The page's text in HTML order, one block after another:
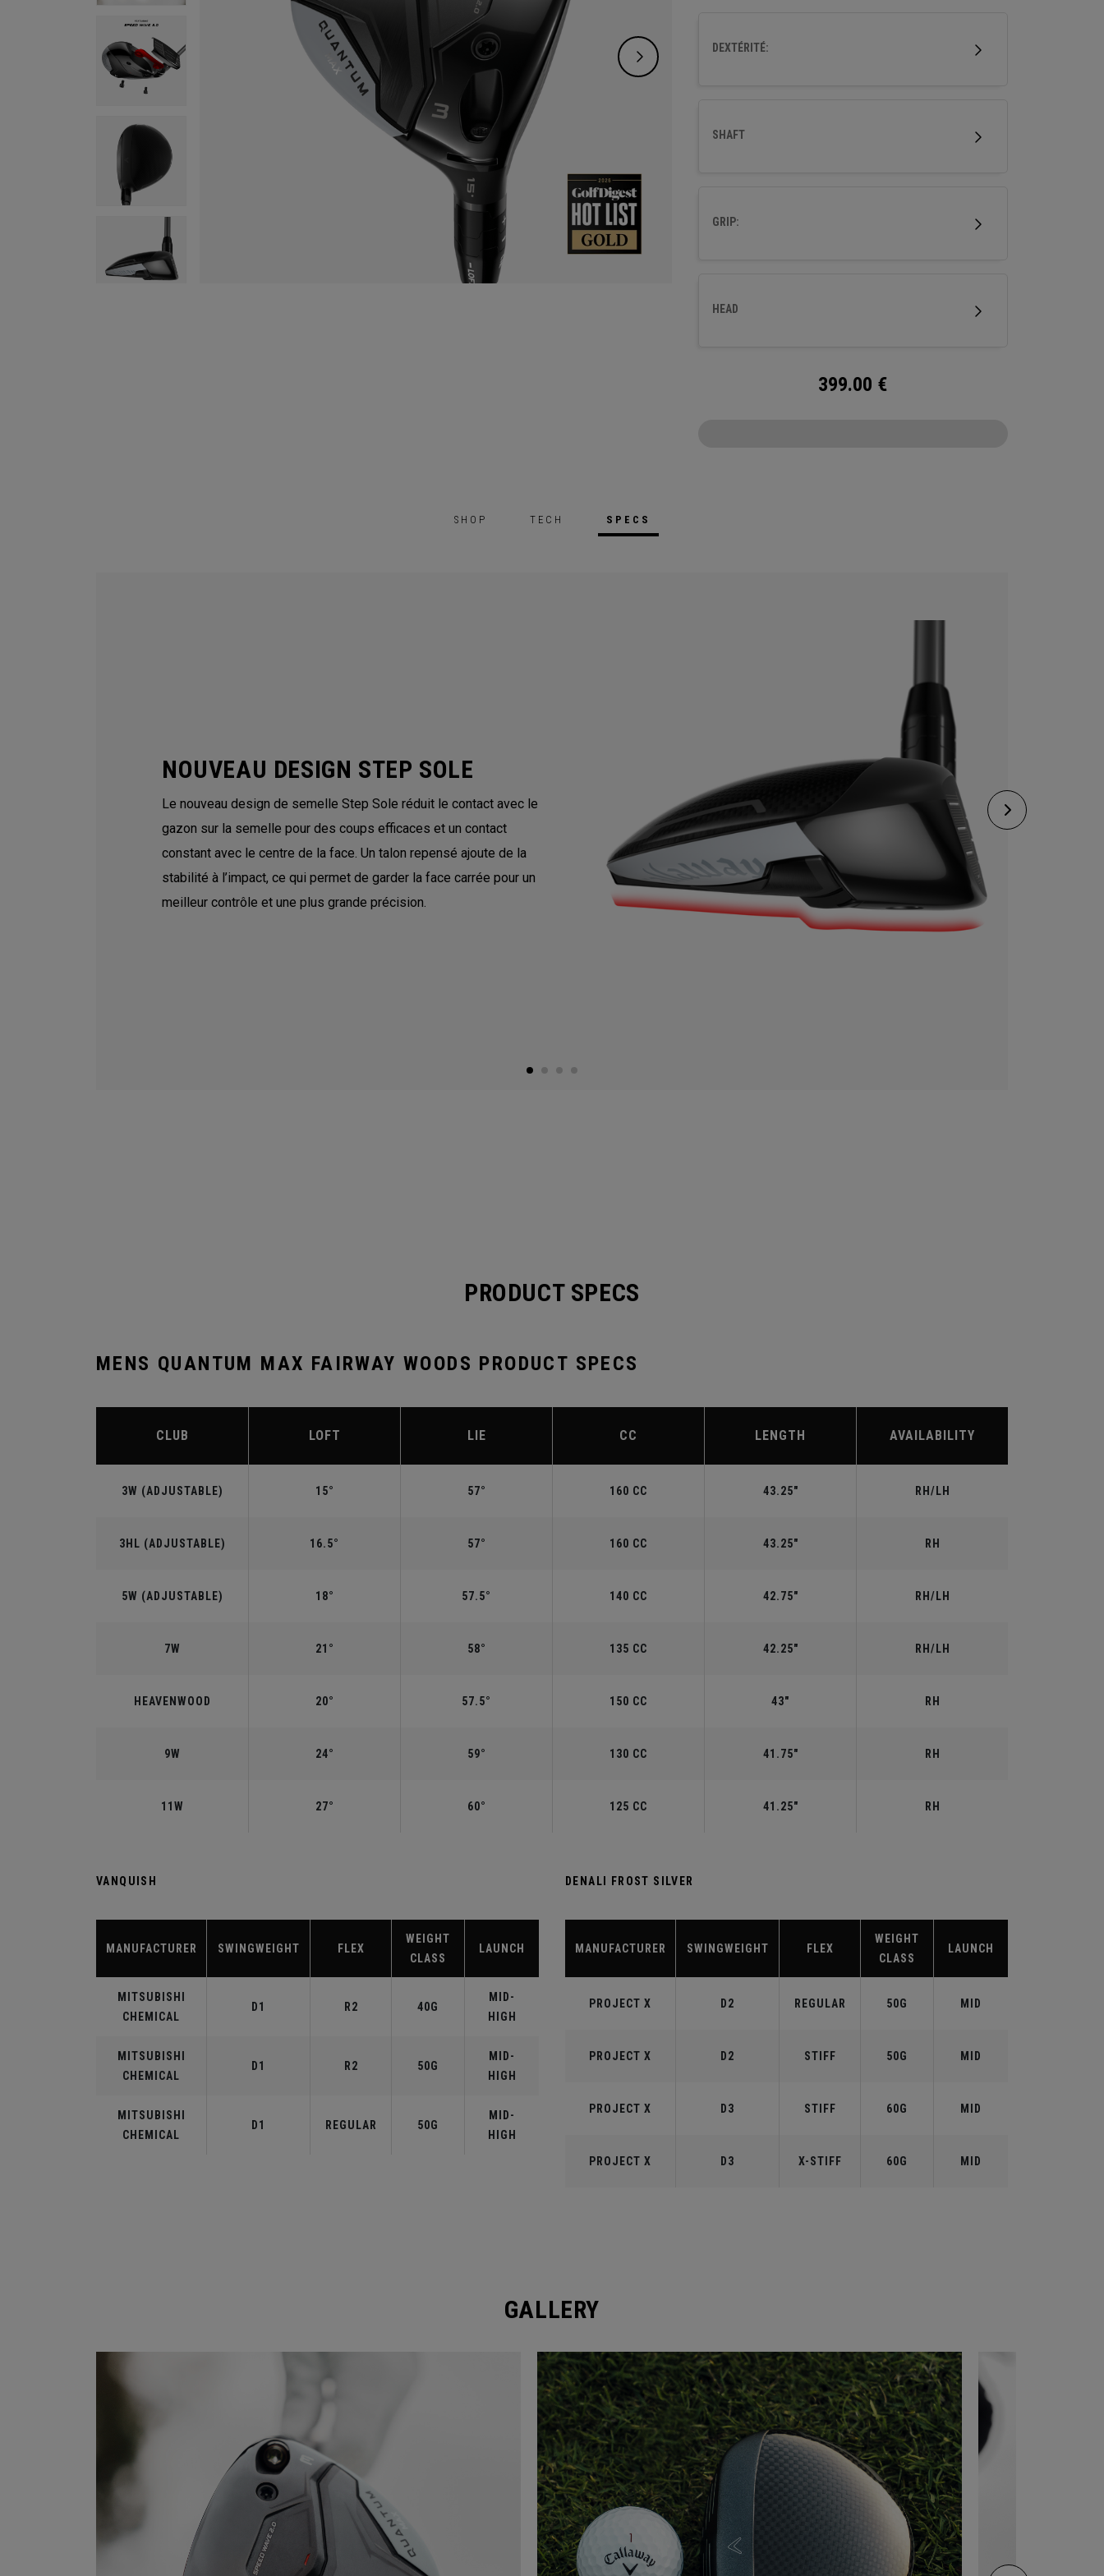
éventail de golfeurs.
DEXTÉRITÉ:
SHAFT
GRIP:
HEAD
399.00 €
SHOP TECH SPECS
NOUVEAU DESIGN STEP SOLE
Le nouveau design de semelle Step Sole réduit le contact avec le
gazon sur la semelle pour des coups efficaces et un contact
constant avec le centre de la face. Un talon repensé ajoute de la
stabilité à l’impact, ce qui permet de garder la face carrée pour un
meilleur contrôle et une plus grande précision.
PRODUCT SPECS
MENS QUANTUM MAX FAIRWAY WOODS PRODUCT SPECS
CLUB LOFT LIE CC LENGTH AVAILABILITY
3W (ADJUSTABLE) 15° 57° 160 CC 43.25" RH/LH
3HL (ADJUSTABLE) 16.5° 57° 160 CC 43.25" RH
5W (ADJUSTABLE) 18° 57.5° 140 CC 42.75" RH/LH
7W 21° 58° 135 CC 42.25" RH/LH
HEAVENWOOD 20° 57.5° 150 CC 43" RH
9W 24° 59° 130 CC 41.75" RH
11W 27° 60° 125 CC 41.25" RH
VANQUISH
MANUFACTURER SWINGWEIGHT FLEX
WEIGHT
CLASS
LAUNCH
MITSUBISHI
CHEMICAL
D1 R2 40G
MID-
HIGH
MITSUBISHI
CHEMICAL
D1 R2 50G
MID-
HIGH
MITSUBISHI
CHEMICAL
D1 REGULAR 50G
MID-
HIGH
DENALI FROST SILVER
MANUFACTURER SWINGWEIGHT FLEX
WEIGHT
CLASS
LAUNCH
PROJECT X D2 REGULAR 50G MID
PROJECT X D2 STIFF 50G MID
PROJECT X D3 STIFF 60G MID
PROJECT X D3 X-STIFF 60G MID
GALLERY